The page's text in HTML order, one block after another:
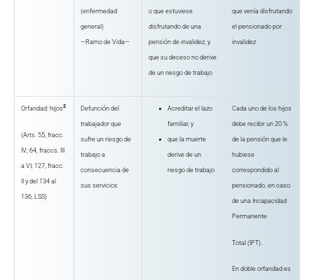
(enfermedad
general)
—Ramo de Vida—
o que estuviese
disfrutando de una
pensión de invalidez, y
que su deceso no derive
de un riesgo de trabajo
que venía disfrutando
el pensionado por
invalidez
Orfandad: hijos2
(Arts. 55, fracc.
IV; 64, fraccs. III
a VI; 127, fracc.
II y del 134 al
136, LSS)
Defunción del
trabajador que
sufre un riesgo de
trabajo a
consecuencia de
sus servicios
Acreditar el lazo
familiar, y
que la muerte
derive de un
riesgo de trabajo
Cada uno de los hijos
debe recibir un 20 %
de la pensión que le
hubiese
correspondido al
pensionado, en caso
de una Incapacidad
Permanente
Total (IPT).
En doble orfandad es